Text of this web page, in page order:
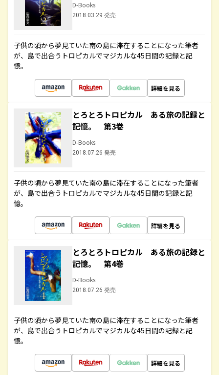
D-Books
2018.03.29 発売
子供の頃から夢見ていた南の島に滞在することになった筆者
が、島で出合うトロピカルでマジカルな45日間の記録と記
憶。
詳細を見る
とろとろトロピカル ある旅の記録と
記憶。 第3巻
D-Books
2018.07.26 発売
子供の頃から夢見ていた南の島に滞在することになった筆者
が、島で出合うトロピカルでマジカルな45日間の記録と記
憶。
詳細を見る
とろとろトロピカル ある旅の記録と
記憶。 第4巻
D-Books
2018.07.26 発売
子供の頃から夢見ていた南の島に滞在することになった筆者
が、島で出合うトロピカルでマジカルな45日間の記録と記
憶。
詳細を見る